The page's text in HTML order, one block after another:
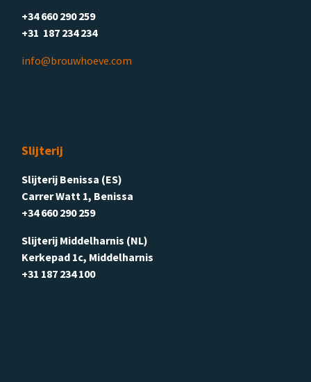
+34 660 290 259
+31 187 234 234
info@brouwhoeve.com
Slijterij
Slijterij Benissa (ES)
Carrer Watt 1, Benissa
+34 660 290 259
Slijterij Middelharnis (NL)
Kerkepad 1c, Middelharnis
+31 187 234 100